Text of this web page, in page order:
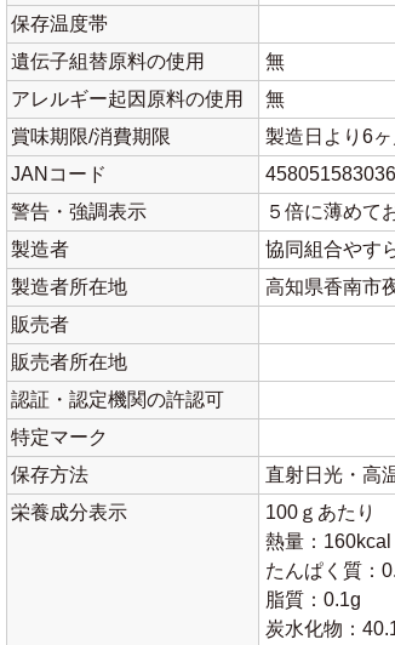
保存温度帯
遺伝子組替原料の使用
無
アレルギー起因原料の使用
無
賞味期限/消費期限
製造日より6
JANコード
警告・強調表示
５倍に薄めて
製造者
協同組合やす
製造者所在地
高知県香南市
販売者
販売者所在地
認証・認定機関の許認可
特定マーク
保存方法
直射日光・高
栄養成分表示
100ｇあたり
熱量：160kcal
たんぱく質：
脂質：0.1g
炭水化物：